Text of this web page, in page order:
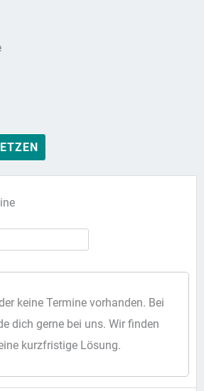
keine Termine vorhanden. Bei
dich gerne bei uns. Wir finden
kurzfristige Lösung.